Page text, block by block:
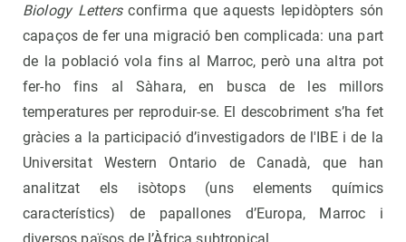
Biology Lettersconfirma que aquests lepidòpters són
capaços de fer una migració ben complicada: una part
de la població vola fins al Marroc, però una altra pot
fer-ho fins al Sàhara, en busca de les millors
temperatures per reproduir-se. El descobriment s’ha fet
gràcies a la participació d’investigadors de l'IBE i de la
Universitat Western Ontario de Canadà, que han
analitzat els isòtops (uns elements químics
característics) de papallones d’Europa, Marroc i
diversos països de l’Àfrica subtropical.